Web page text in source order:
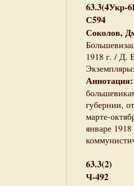
63.3(4Укр-
С594
Соколов,
1918 г. / Д.
губернии,
марте-
январе
63.3(2)
Ч-492